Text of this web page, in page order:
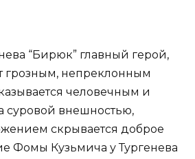
“Бирюк” главный герой,
грозным, непреклонным
человечным и
суровой внешностью,
скрывается доброе
Фомы Кузьмича у Тургенева